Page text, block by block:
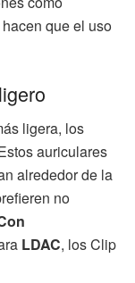
que el uso
ligera, los
auriculares
alrededor de la
no
LDAC, los Clip